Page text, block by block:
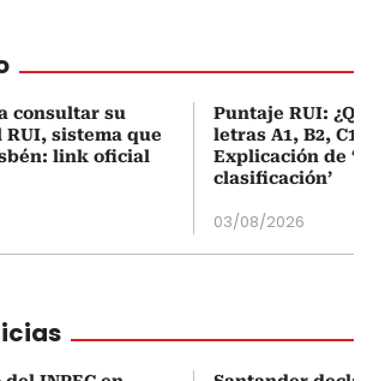
consultar su
sistema que
link oficial
Puntaje RUI:
letras A1, B2, C1
Explicación de
clasificación’
03/08/2026